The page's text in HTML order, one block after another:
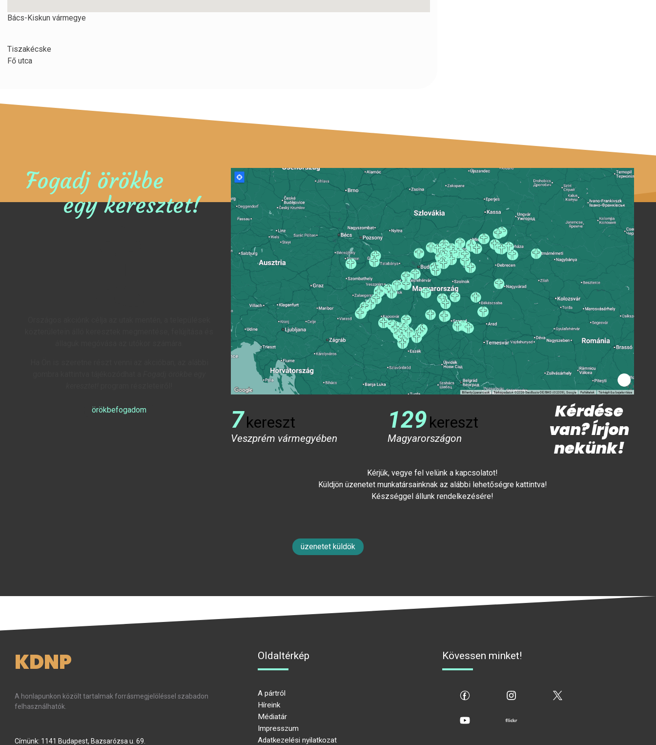
Bács-Kiskun vármegye
Tiszakécske
Fő utca
Fogadj örökbe
egy keresztet!
örökbefogadom 7kereszt
Veszprém vármegyében
129kereszt
Magyarországon
Kérdése
van? Írjon
nekünk!
Kérjük, vegye fel velünk a kapcsolatot!
Küldjön üzenetet munkatársainknak az alábbi lehetőségre kattintva!
Készséggel állunk rendelkezésére!
üzenetet küldök
KDNP
A honlapunkon közölt tartalmak forrásmegjelöléssel szabadon
felhasználhatók.
Címünk: 1141 Budapest, Bazsarózsa u. 69.
Oldaltérkép
A pártról
Híreink
Médiatár
Impresszum
Adatkezelési nyilatkozat
Kövessen minket!
flickr